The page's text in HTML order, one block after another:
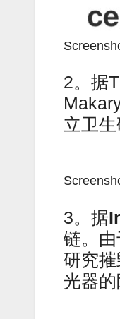
2。据
立卫
3。据
链。
研究
光器的